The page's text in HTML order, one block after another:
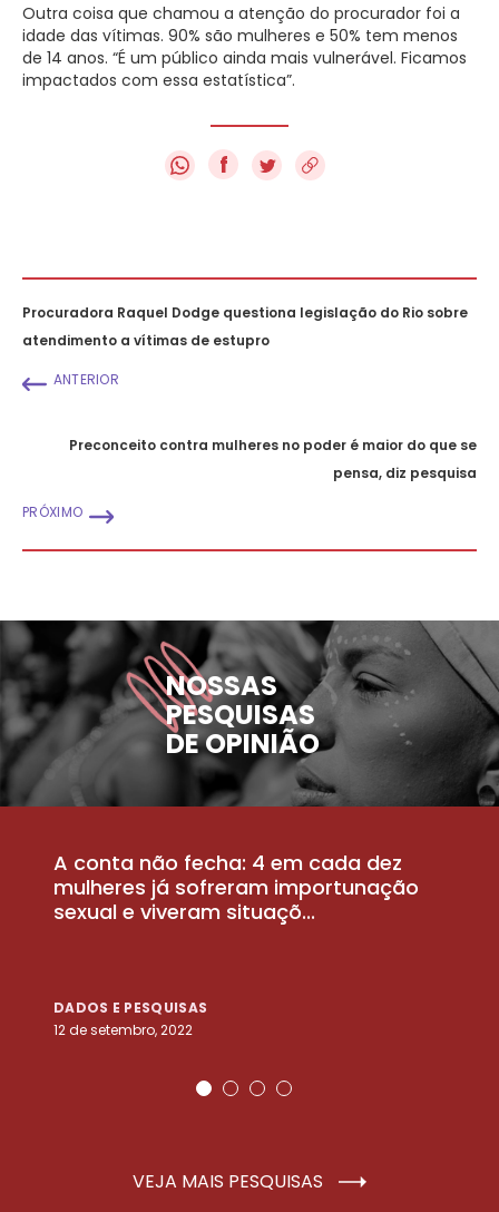
Outra coisa que chamou a atenção do procurador foi a
idade das vítimas. 90% são mulheres e 50% tem menos
de 14 anos. “É um público ainda mais vulnerável. Ficamos
impactados com essa estatística”.
f
Procuradora Raquel Dodge questiona legislação do Rio sobre
atendimento a vítimas de estupro
ANTERIOR
Preconceito contra mulheres no poder é maior do que se
pensa, diz pesquisa
PRÓXIMO
NOSSAS
PESQUISAS
DE OPINIÃO
A conta não fecha: 4 em cada dez
mulheres já sofreram importunação
sexual e viveram situaçõ...
DADOS E PESQUISAS
12 de setembro, 2022
VEJA MAIS PESQUISAS